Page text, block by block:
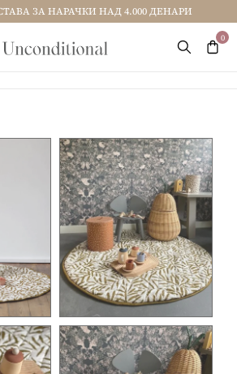
ЗА НАРАЧКИ НАД 4.000 ДЕНАРИ